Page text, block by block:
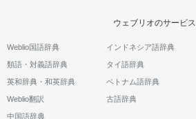
ウェブリオのサービス
Weblio国語辞典
類語・対義語辞典
英和辞典・和英辞典
Weblio翻訳
中国語辞典
インドネシア語辞典
タイ語辞典
ベトナム語辞典
古語辞典